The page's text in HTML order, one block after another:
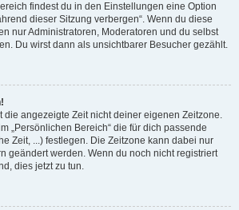
findest du in den Einstellungen eine Option
dieser Sitzung verbergen“. Wenn du diese
nur Administratoren, Moderatoren und du selbst
Du wirst dann als unsichtbarer Besucher gezählt.
die angezeigte Zeit nicht deiner eigenen Zeitzone.
„Persönlichen Bereich“ die für dich passende
Zeit, ...) festlegen. Die Zeitzone kann dabei nur
geändert werden. Wenn du noch nicht registriert
dies jetzt zu tun.